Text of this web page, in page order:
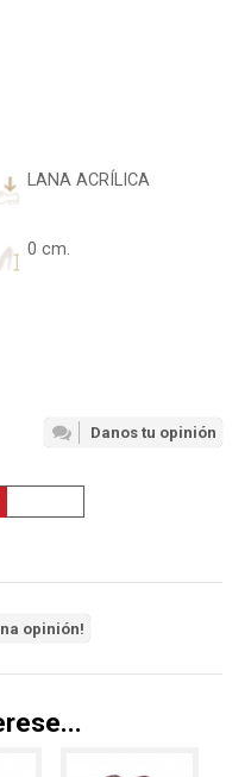
LANA ACRÍLICA
0 cm.
Danos tu opinión
opinión!